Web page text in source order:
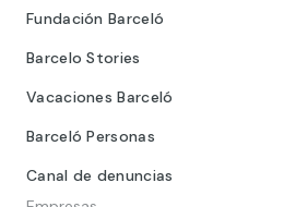
Fundación Barceló
Barcelo Stories
Vacaciones Barceló
Barceló Personas
Canal de denuncias